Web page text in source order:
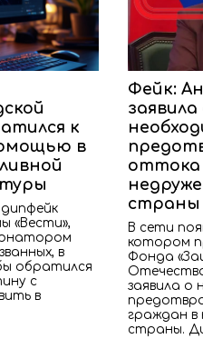
к
в
«Вести»,
в
обратился
с
в
Фейк:
заявила
оттока
страны
В сети
котором
Фонда
заявила о
граждан в
страны.